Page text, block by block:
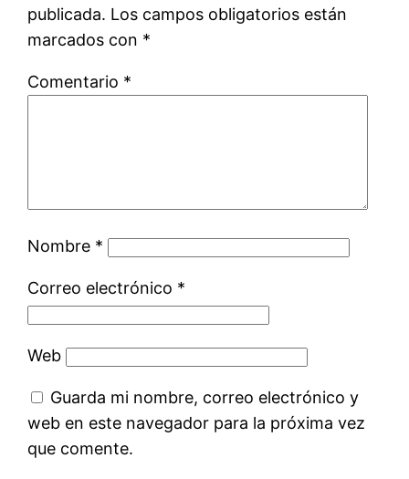
publicada. Los campos obligatorios están
marcados con *
Comentario *
Nombre *
Correo electrónico *
Web
Guarda mi nombre, correo electrónico y
web en este navegador para la próxima vez
que comente.